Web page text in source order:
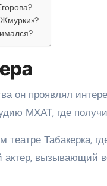
он проявлял
МХАТ, где
Табакерка,
актер, вызывающий